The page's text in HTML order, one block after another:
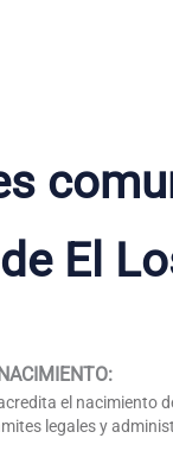
El
:
el nacimiento
legales y